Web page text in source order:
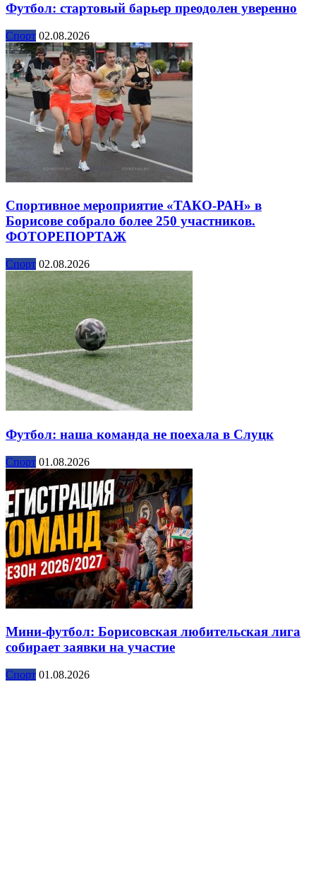
Футбол: стартовый барьер преодолен уверенно
Спорт 02.08.2026
Спортивное мероприятие «ТАКО-РАН» в
Борисове собрало более 250 участников.
ФОТОРЕПОРТАЖ
Спорт 02.08.2026
Футбол: наша команда не поехала в Слуцк
Спорт 01.08.2026
Мини-футбол: Борисовская любительская лига
собирает заявки на участие
Спорт 01.08.2026